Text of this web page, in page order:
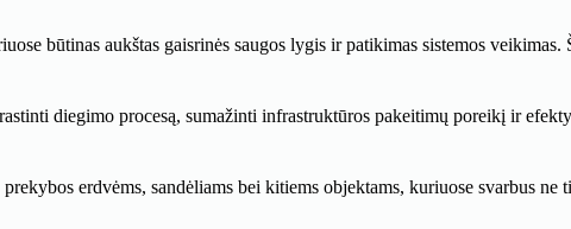
būtinas aukštas gaisrinės saugos lygis ir patikimas sistemos
diegimo procesą, sumažinti infrastruktūros pakeitimų poreikį ir
erdvėms, sandėliams bei kitiems objektams, kuriuose svarbus ne